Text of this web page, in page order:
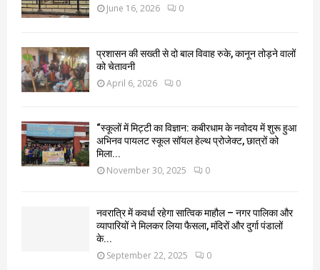
June 16, 2026 0
प्रशासन की सख्ती से दो बाल विवाह रुके, कानून तोड़ने वालों
को चेतावनी
April 6, 2026 0
“स्कूलों में मिट्टी का विज्ञान: कबीरधाम के नवोदय में शुरू हुआ
अभिनव पायलट स्कूल सॉयल हेल्थ प्रोजेक्ट, छात्रों को
मिला...
November 30, 2025 0
नवरात्रि में कवर्धा रहेगा सात्विक माहौल – नगर पालिका और
व्यापारियों ने मिलकर लिया फैसला, मंदिरों और दुर्गा पंडालों
के...
September 22, 2025 0